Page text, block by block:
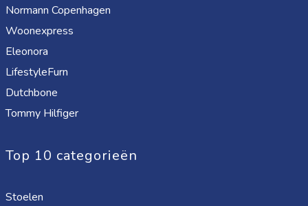
Normann Copenhagen
Woonexpress
Eleonora
LifestyleFurn
Dutchbone
Tommy Hilfiger
Top 10 categorieën
Stoelen